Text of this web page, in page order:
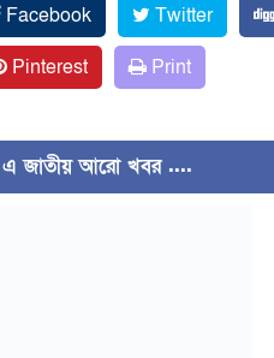
Facebook Twitter
Pinterest
Print
এ জাতীয় আরো খবর ....